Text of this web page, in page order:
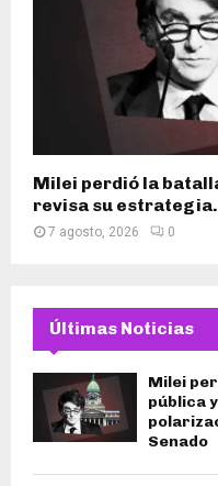
Milei perdió la
revisa su
7 agosto, 2026 0
Últimas Noticias
Milei
pública
Senado